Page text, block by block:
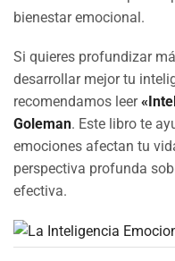
bienestar emocional.
Si quieres profundizar
desarrollar mejor tu
recomendamos leer
Goleman. Este libro te
emociones afectan tu
perspectiva profunda
efectiva.